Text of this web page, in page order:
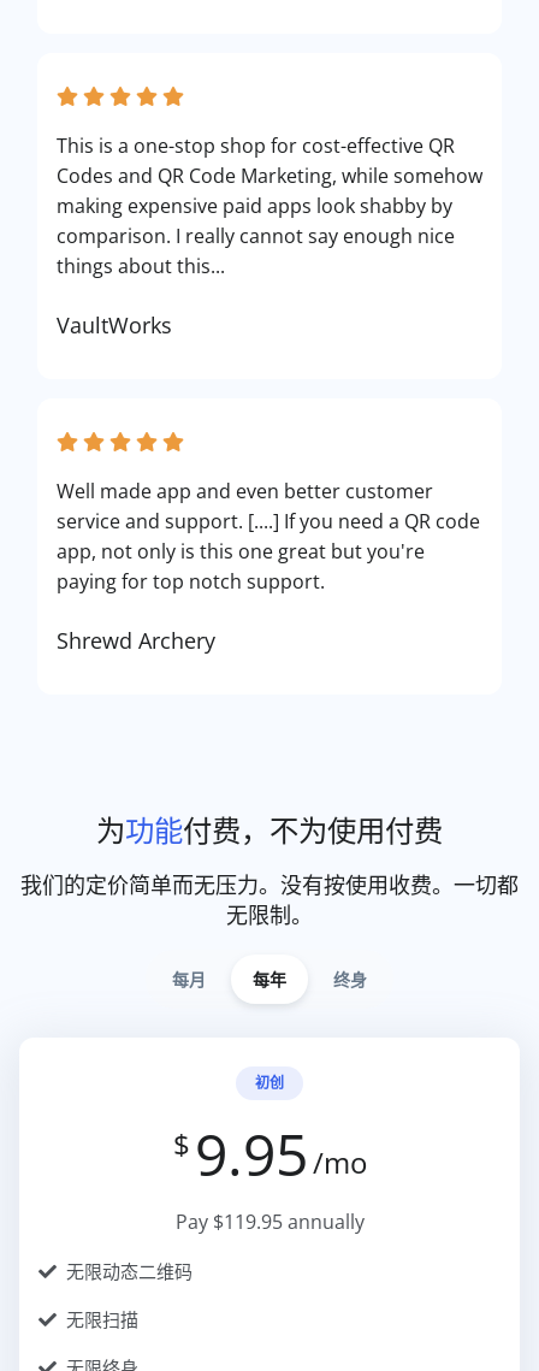
This is a one-stop shop for cost-effective QR
Codes and QR Code Marketing, while somehow
making expensive paid apps look shabby by
comparison. I really cannot say enough nice
things about this...
VaultWorks
Well made app and even better customer
service and support. [....] If you need a QR code
app, not only is this one great but you're
paying for top notch support.
Shrewd Archery
为功能付费，不为使用付费
我们的定价简单而无压力。没有按使用收费。一切都
无限制。
每月 每年 终身
初创
$ 9.95/mo
Pay $119.95 annually
无限动态二维码
无限扫描